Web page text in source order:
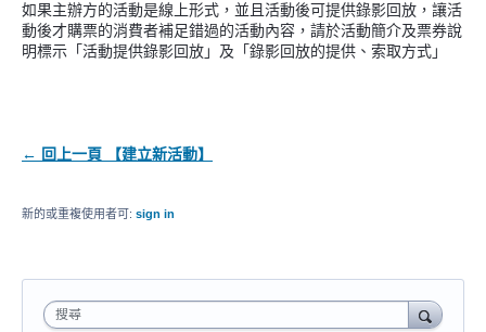
如果主辦方的活動是線上形式，並且活動後可提供錄影回放，讓活
動後才購票的消費者補足錯過的活動內容，請於活動簡介及票券說
明標示「活動提供錄影回放」及「錄影回放的提供、索取方式」
← 回上一頁 【建立新活動】
新的或重複使用者可: sign in
搜尋